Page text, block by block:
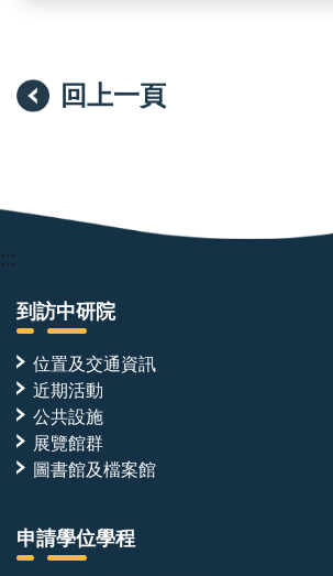
回上一頁
:::
到訪中研院
位置及交通資訊
近期活動
公共設施
展覽館群
圖書館及檔案館
申請學位學程